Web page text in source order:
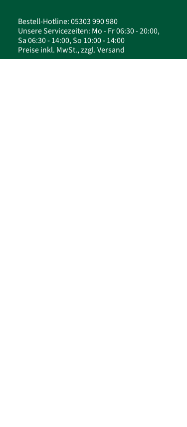
Bestell-Hotline: 05303 990 980
Unsere Servicezeiten: Mo - Fr 06:30 - 20:00,
Sa 06:30 - 14:00, So 10:00 - 14:00
Preise inkl. MwSt., zzgl. Versand